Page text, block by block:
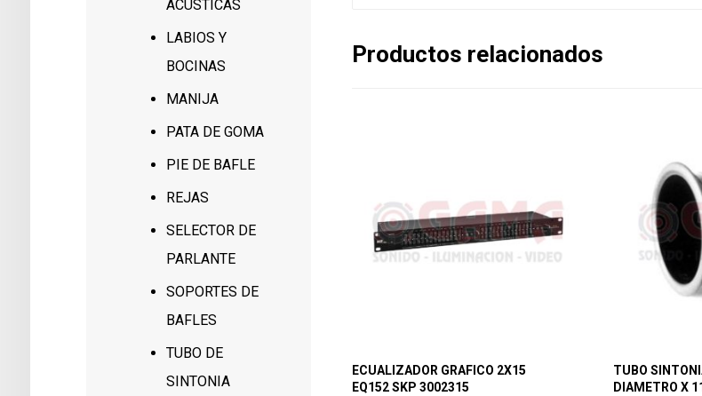
Productos relacionados
ECUALIZADOR GRAFICO 2X15
EQ152 SKP 3002315
TUBO
DIAMETRO X
ACUSTICAS
LABIOS Y
BOCINAS
MANIJA
PATA DE GOMA
PIE DE BAFLE
REJAS
SELECTOR DE
PARLANTE
SOPORTES DE
BAFLES
TUBO DE
SINTONIA